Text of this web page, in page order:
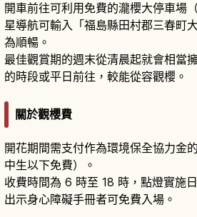
開車前往可利用免費的瀧櫻大停車場
星導航可輸入「福島縣田村郡三春町
為順暢。
最佳觀賞期的週末從清晨起就會相當
的時段或平日前往，較能從容觀櫻。
關於觀櫻費
開花期間需支付作為環境保全協力金
中生以下免費）。
收費時間為 6 時至 18 時，點燈實施
出示身心障礙手冊者可免費入場。